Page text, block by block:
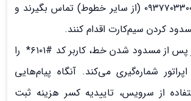
۰۹۳۷۷۰۰۰۰۰۰ یا ۰۹۳۷۷۰۳۳۰۰۰ (از سایر خطوط) تماس بگیرند و
کردن سیم‌کارت اقدام کنند.
با گذشت پنج روز پس از مسدود شدن خط، کاربر کد #۶۱۰۱* را
شماره‌گیری می‌کند. آنگاه پیام‌هایی
از سرویس، تاییدیه کسر هزینه ثبت